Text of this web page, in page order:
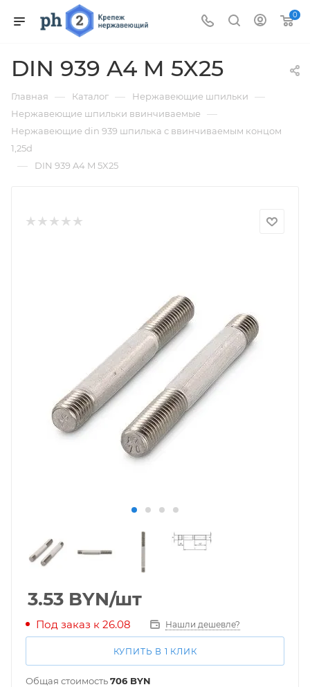
0
DIN 939 A4 M 5X25
Главная — Каталог — Нержавеющие шпильки —
Нержавеющие шпильки ввинчиваемые —
Нержавеющие din 939 шпилька с ввинчиваемым концом
1,25d
— DIN 939 A4 M 5X25
3.53 BYN/шт
Под заказ к 26.08 Нашли дешевле?
КУПИТЬ В 1 КЛИК
Общая стоимость706 BYN